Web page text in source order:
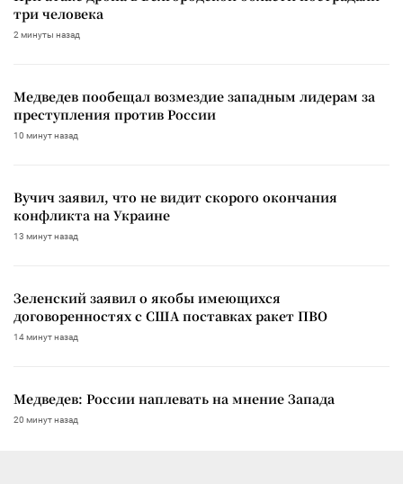
три человека
2 минуты назад
Медведев пообещал возмездие западным лидерам за
преступления против России
10 минут назад
Вучич заявил, что не видит скорого окончания
конфликта на Украине
13 минут назад
Зеленский заявил о якобы имеющихся
договоренностях с США поставках ракет ПВО
14 минут назад
Медведев: России наплевать на мнение Запада
20 минут назад